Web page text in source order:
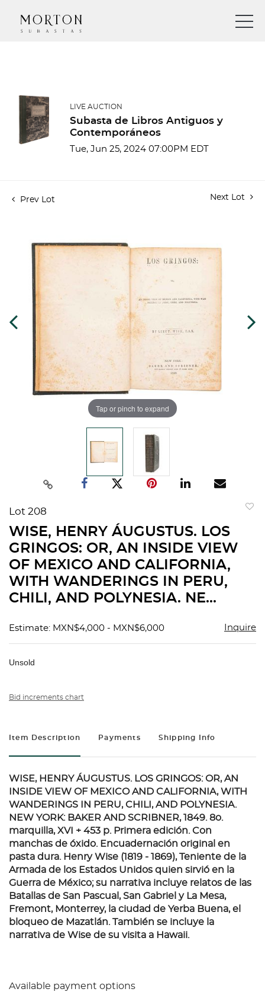
LIVE AUCTION
Subasta de Libros Antiguos y
Contemporáneos
Tue, Jun 25, 2024 07:00PM EDT
Prev Lot Next Lot
Tap or pinch to expand
Lot 208
WISE, HENRY ÁUGUSTUS. LOS
GRINGOS: OR, AN INSIDE VIEW
OF MEXICO AND CALIFORNIA,
WITH WANDERINGS IN PERU,
CHILI, AND POLYNESIA. NE...
Estimate: MXN$4,000 - MXN$6,000 Inquire
Unsold
Bid increments chart
Item Description Payments Shipping Info
WISE, HENRY ÁUGUSTUS. LOS GRINGOS: OR, AN
INSIDE VIEW OF MEXICO AND CALIFORNIA, WITH
WANDERINGS IN PERU, CHILI, AND POLYNESIA.
NEW YORK: BAKER AND SCRIBNER, 1849. 8o.
marquilla, XVI + 453 p. Primera edición. Con
manchas de óxido. Encuadernación original en
pasta dura. Henry Wise (1819 - 1869), Teniente de la
Armada de los Estados Unidos quien sirvió en la
Guerra de México; su narrativa incluye relatos de las
Batallas de San Pascual, San Gabriel y La Mesa,
Fremont, Monterrey, la ciudad de Yerba Buena, el
bloqueo de Mazatlán. También se incluye la
narrativa de Wise de su visita a Hawaii.
Available payment options